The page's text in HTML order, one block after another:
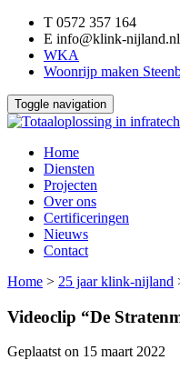
T 0572 357 164
E info@klink-nijland.nl
WKA
Woonrijp maken
Toggle navigation
Home
Diensten
Projecten
Over ons
Certificeringen
Nieuws
Contact
Home > 25 jaar klink-nijland
Videoclip “De
Geplaatst on 15 maart 2022